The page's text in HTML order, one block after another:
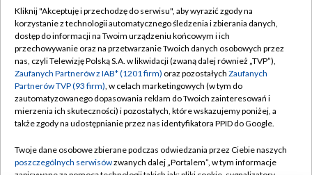
TVP
Abonament TVP
Emisja w TVP
Centrum informacji TVP
Naziemna Telewizja Cyfrowa
Rada Programowa
Regulamin TVP
Polityka prywatności
Moje zgody
Pomoc
Kontakt
Kliknij "Akceptuję i przechodzę do serwisu", aby wyrazić zgody na
korzystanie z technologii automatycznego śledzenia i zbierania danych,
dostęp do informacji na Twoim urządzeniu końcowym i ich
przechowywanie oraz na przetwarzanie Twoich danych osobowych przez
nas, czyli Telewizję Polską S.A. w likwidacji (zwaną dalej również „TVP”),
Zaufanych Partnerów z IAB* (1201 firm) oraz pozostałych Zaufanych
Partnerów TVP (93 firm), w celach marketingowych (w tym do
zautomatyzowanego dopasowania reklam do Twoich zainteresowań i
mierzenia ich skuteczności) i pozostałych, które wskazujemy poniżej, a
także zgody na udostępnianie przez nas identyfikatora PPID do Google.
Twoje dane osobowe zbierane podczas odwiedzania przez Ciebie naszych
poszczególnych serwisówzwanych dalej „Portalem”, w tym informacje